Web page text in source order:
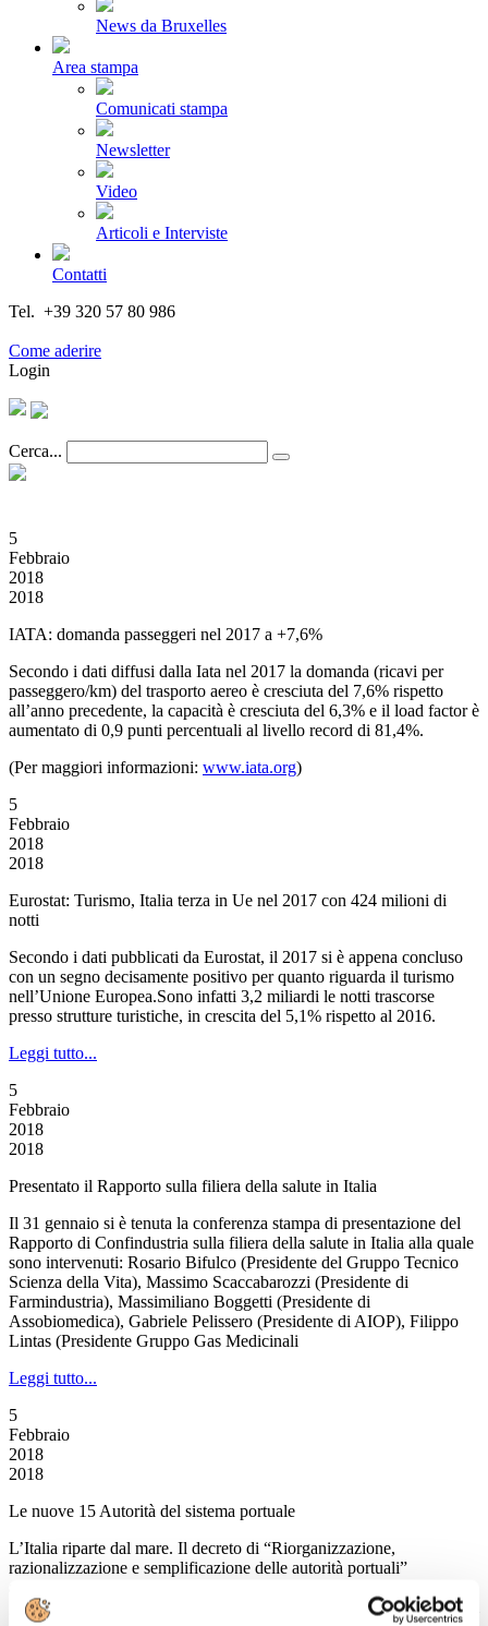
News da Bruxelles
Area stampa
Comunicati stampa
Newsletter
Video
Articoli e Interviste
Contatti
Tel. +39 320 57 80 986
Come aderire
Login
Cerca...
5
Febbraio
2018
2018
IATA: domanda passeggeri nel 2017 a +7,6%
Secondo i dati diffusi dalla Iata nel 2017 la domanda (ricavi per
passeggero/km) del trasporto aereo è cresciuta del 7,6% rispetto
all’anno precedente, la capacità è cresciuta del 6,3% e il load factor è
aumentato di 0,9 punti percentuali al livello record di 81,4%.
(Per maggiori informazioni: www.iata.org)
5
Febbraio
2018
2018
Eurostat: Turismo, Italia terza in Ue nel 2017 con 424 milioni di
notti
Secondo i dati pubblicati da Eurostat, il 2017 si è appena concluso
con un segno decisamente positivo per quanto riguarda il turismo
nell’Unione Europea.Sono infatti 3,2 miliardi le notti trascorse
presso strutture turistiche, in crescita del 5,1% rispetto al 2016.
Leggi tutto...
5
Febbraio
2018
2018
Presentato il Rapporto sulla filiera della salute in Italia
Il 31 gennaio si è tenuta la conferenza stampa di presentazione del
Rapporto di Confindustria sulla filiera della salute in Italia alla quale
sono intervenuti: Rosario Bifulco (Presidente del Gruppo Tecnico
Scienza della Vita), Massimo Scaccabarozzi (Presidente di
Farmindustria), Massimiliano Boggetti (Presidente di
Assobiomedica), Gabriele Pelissero (Presidente di AIOP), Filippo
Lintas (Presidente Gruppo Gas Medicinali
Leggi tutto...
5
Febbraio
2018
2018
Le nuove 15 Autorità del sistema portuale
L’Italia riparte dal mare. Il decreto di “Riorganizzazione,
razionalizzazione e semplificazione delle autorità portuali”
guidati da 15 Autorità di sistema portuale, centri decisionali strategici